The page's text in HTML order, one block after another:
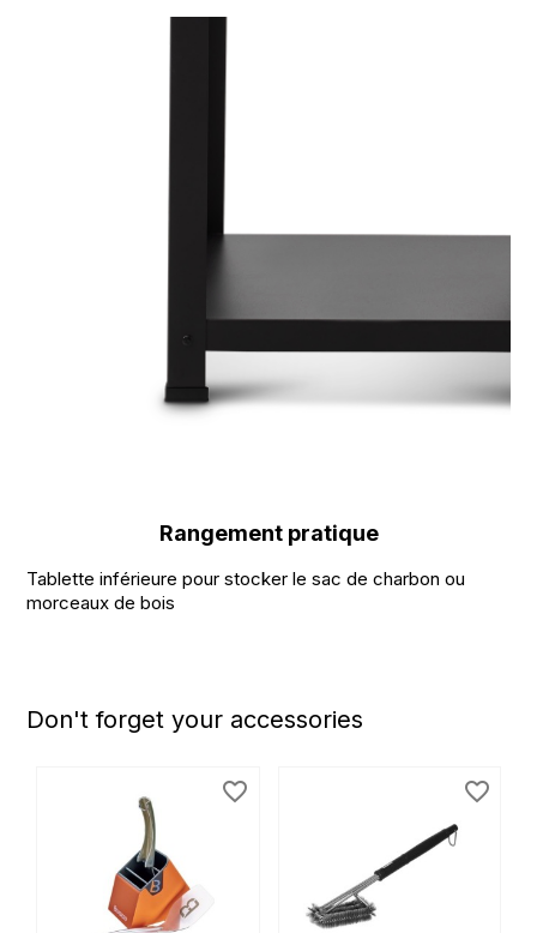
Rangement pratique
Tablette inférieure pour stocker le sac de charbon ou
morceaux de bois
Don't forget your accessories
favorite_border favorite_border